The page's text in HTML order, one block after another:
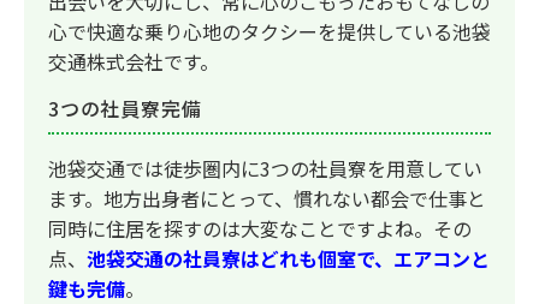
心で快適な乗り心地のタクシーを提供している池袋
交通株式会社です。
3つの社員寮完備
池袋交通では徒歩圏内に3つの社員寮を用意してい
ます。地方出身者にとって、慣れない都会で仕事と
同時に住居を探すのは大変なことですよね。その
点、 池袋交通の社員寮はどれも個室で、エアコンと
鍵も完備。